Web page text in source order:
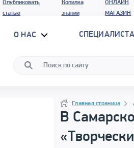
Опубликовать
статью
Копилка
знаний
ОНЛАЙН
МАГАЗИН
О НАС
Программа материала
Навигация
НавигацияГлавная страница
В